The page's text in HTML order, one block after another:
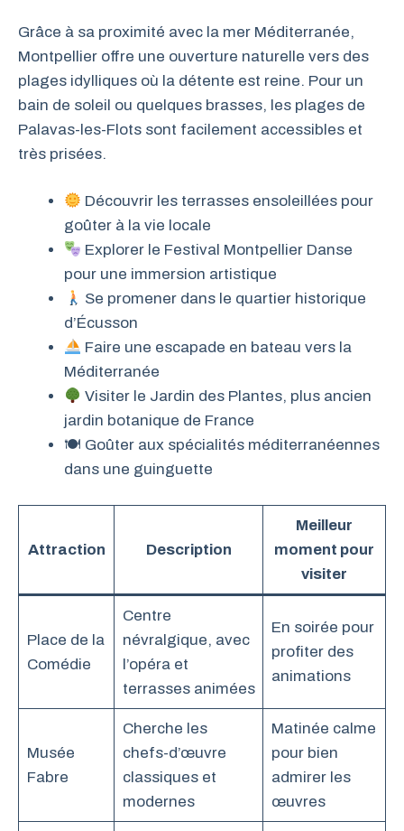
Grâce à sa proximité avec la mer Méditerranée,
Montpellier offre une ouverture naturelle vers des
plages idylliques où la détente est reine. Pour un
bain de soleil ou quelques brasses, les plages de
Palavas-les-Flots sont facilement accessibles et
très prisées.
Découvrir les terrasses ensoleillées pour
goûter à la vie locale
Explorer le Festival Montpellier Danse
pour une immersion artistique
Se promener dans le quartier historique
d’Écusson
Faire une escapade en bateau vers la
Méditerranée
Visiter le Jardin des Plantes, plus ancien
jardin botanique de France
🍽 Goûter aux spécialités méditerranéennes
dans une guinguette
Attraction Description
Meilleur
moment pour
visiter
Place de la
Comédie
Centre
névralgique, avec
l’opéra et
terrasses animées
En soirée pour
profiter des
animations
Musée
Fabre
Cherche les
chefs-d’œuvre
classiques et
modernes
Matinée calme
pour bien
admirer les
œuvres